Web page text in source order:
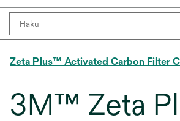
Zeta Plus™ Activated Carbon Filter
3M™ Zeta